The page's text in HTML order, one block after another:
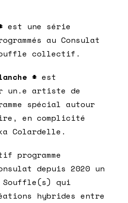
est une série
au Consulat
collectif.
# est
un.e artiste de
spécial autour
en complicité
Colardelle.
programme
depuis 2020 un
qui
hybrides entre